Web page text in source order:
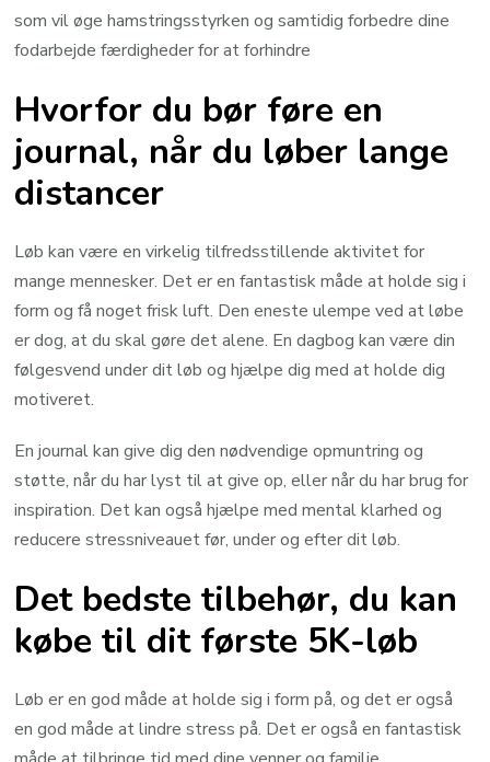
som vil øge hamstringsstyrken og samtidig forbedre dine
fodarbejde færdigheder for at forhindre
Hvorfor du bør føre en
journal, når du løber lange
distancer
Løb kan være en virkelig tilfredsstillende aktivitet for
mange mennesker. Det er en fantastisk måde at holde sig i
form og få noget frisk luft. Den eneste ulempe ved at løbe
er dog, at du skal gøre det alene. En dagbog kan være din
følgesvend under dit løb og hjælpe dig med at holde dig
motiveret.
En journal kan give dig den nødvendige opmuntring og
støtte, når du har lyst til at give op, eller når du har brug for
inspiration. Det kan også hjælpe med mental klarhed og
reducere stressniveauet før, under og efter dit løb.
Det bedste tilbehør, du kan
købe til dit første 5K-løb
Løb er en god måde at holde sig i form på, og det er også
en god måde at lindre stress på. Det er også en fantastisk